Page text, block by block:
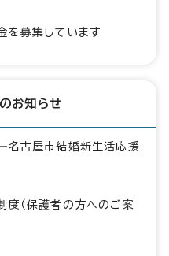
を募集しています
お知らせ
名古屋市結婚新生活応援
度（保護者の方へのご案